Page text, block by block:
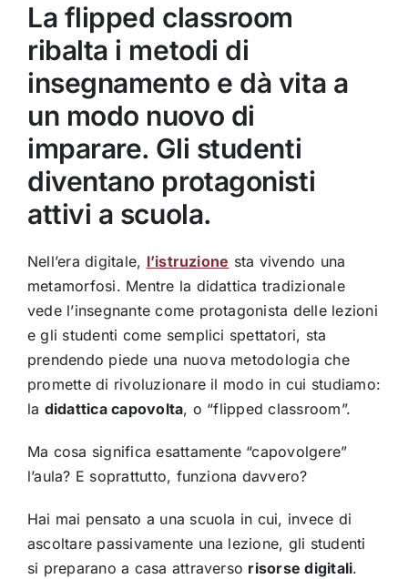
La flipped classroom
ribalta i metodi di
insegnamento e dà vita a
un modo nuovo di
imparare. Gli studenti
diventano protagonisti
attivi a scuola.
Nell’era digitale, l’istruzione sta vivendo una
metamorfosi. Mentre la didattica tradizionale
vede l’insegnante come protagonista delle lezioni
e gli studenti come semplici spettatori, sta
prendendo piede una nuova metodologia che
promette di rivoluzionare il modo in cui studiamo:
la didattica capovolta, o “flipped classroom”.
Ma cosa significa esattamente “capovolgere”
l’aula? E soprattutto, funziona davvero?
Hai mai pensato a una scuola in cui, invece di
ascoltare passivamente una lezione, gli studenti
si preparano a casa attraverso risorse digitali.